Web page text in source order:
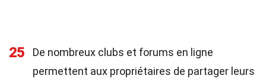
25
De nombreux clubs et forums en ligne
permettent aux propriétaires de partager leurs